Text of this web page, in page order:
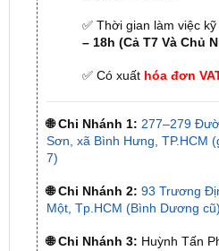
✅ Có xuấthóa đơn
🌐 Chi Nhánh 1: 277–279
🌐 Chi Nhánh 2: 93 Trương
Một, Tp.HCM (Bình Dương cũ)
🌐 Chi Nhánh 3: Huỳnh Tấn
📞 Nhấn vàoLiên hệ ngay